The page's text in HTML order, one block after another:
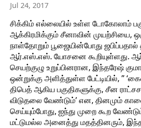
Jul 24, 2017
சிக்கிம் எல்லையில் உள்ள டோகோலாம்
ஆக்கிரமிக்கும் சீனாவின் முயற்சியை,
நாள்தோறும் பூஜையின்போது ஜபிப்பதால்
ஆர்.எஸ்.எஸ். யோசனை கூறியுள்ளது.
செயற்குழு உறுப்பினரான, இந்தரேஷ்
ஒன்றுக்கு அளித்துள்ள பேட்டியில், ”
திபெத் ஆகிய பகுதிகளுக்கு, சீன
விடுதலை வேண்டும்’ என, தினமும்
செய்யும்போது, ஐந்து முறை கூற
மட்டுமல்ல அனைத்து மதத்தினரும்,